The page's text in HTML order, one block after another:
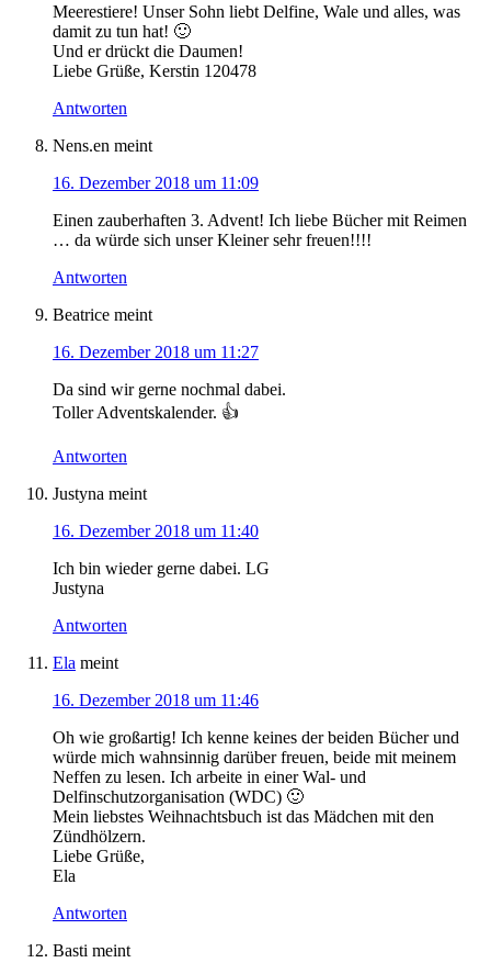
Meerestiere! Unser Sohn liebt Delfine, Wale und alles, was
damit zu tun hat! 🙂
Und er drückt die Daumen!
Liebe Grüße, Kerstin 120478
Antworten
Nens.en meint
16. Dezember 2018 um 11:09
Einen zauberhaften 3. Advent! Ich liebe Bücher mit Reimen
… da würde sich unser Kleiner sehr freuen!!!!
Antworten
Beatrice meint
16. Dezember 2018 um 11:27
Da sind wir gerne nochmal dabei.
Toller Adventskalender. 👍
Antworten
Justyna meint
16. Dezember 2018 um 11:40
Ich bin wieder gerne dabei. LG
Justyna
Antworten
Ela meint
16. Dezember 2018 um 11:46
Oh wie großartig! Ich kenne keines der beiden Bücher und
würde mich wahnsinnig darüber freuen, beide mit meinem
Neffen zu lesen. Ich arbeite in einer Wal- und
Delfinschutzorganisation (WDC) 🙂
Mein liebstes Weihnachtsbuch ist das Mädchen mit den
Zündhölzern.
Liebe Grüße,
Ela
Antworten
Basti meint